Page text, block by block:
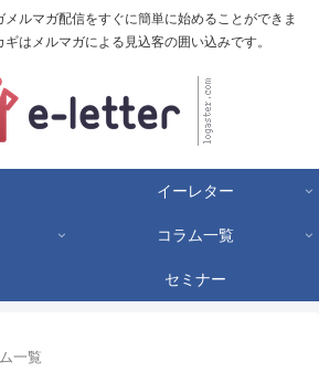
ルマガ配信をすぐに簡単に始めることができま
はメルマガによる見込客の囲い込みです。
イーレター
コラム一覧
セミナー
一覧